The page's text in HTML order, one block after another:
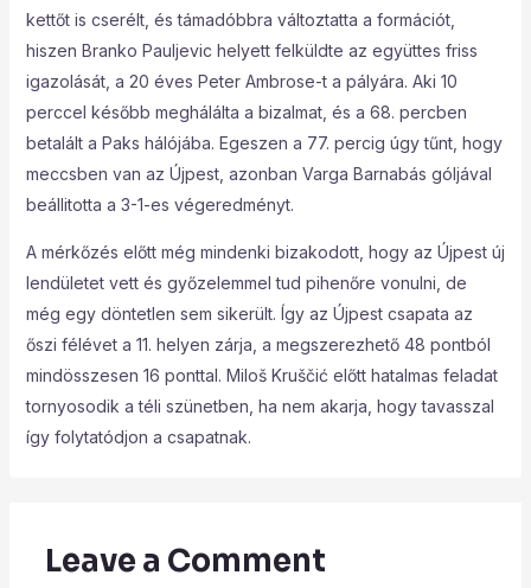
kettőt is cserélt, és támadóbbra változtatta a formációt,
hiszen Branko Pauljevic helyett felküldte az együttes friss
igazolását, a 20 éves Peter Ambrose-t a pályára. Aki 10
perccel később meghálálta a bizalmat, és a 68. percben
betalált a Paks hálójába. Egeszen a 77. percig úgy tűnt, hogy
meccsben van az Újpest, azonban Varga Barnabás góljával
beállitotta a 3-1-es végeredményt.
A mérkőzés előtt még mindenki bizakodott, hogy az Újpest új
lendületet vett és győzelemmel tud pihenőre vonulni, de
még egy döntetlen sem sikerült. Így az Újpest csapata az
őszi félévet a 11. helyen zárja, a megszerezhető 48 pontból
mindösszesen 16 ponttal. Miloš Kruščić előtt hatalmas feladat
tornyosodik a téli szünetben, ha nem akarja, hogy tavasszal
így folytatódjon a csapatnak.
Leave a Comment